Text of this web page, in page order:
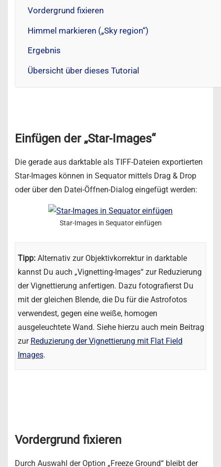
Vordergrund fixieren
Himmel markieren („Sky region“)
Ergebnis
Übersicht über dieses Tutorial
Einfügen der „Star-Images“
Die gerade aus darktable als TIFF-Dateien exportierten
Star-Images können in Sequator mittels Drag & Drop
oder über den Datei-Öffnen-Dialog eingefügt werden:
Star-Images in Sequator einfügen
Tipp:Alternativ zur Objektivkorrektur in darktable
kannst Du auch „Vignetting-Images“ zur Reduzierung
der Vignettierung anfertigen. Dazu fotografierst Du
mit der gleichen Blende, die Du für die Astrofotos
verwendest, gegen eine weiße, homogen
ausgeleuchtete Wand. Siehe hierzu auch mein Beitrag
zur Reduzierung der Vignettierung mit Flat Field
Images.
Vordergrund fixieren
Durch Auswahl der Option „Freeze Ground“ bleibt der